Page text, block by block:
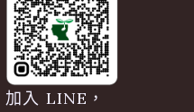
加入 LINE，